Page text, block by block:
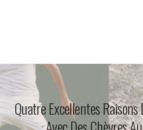
Quatre Excellentes Raisons